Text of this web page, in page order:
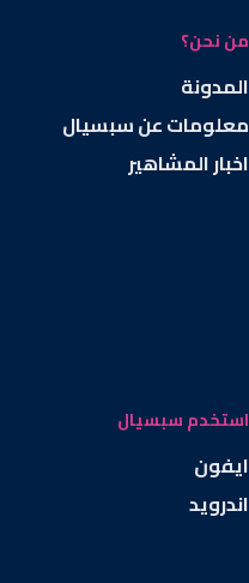
من نحن؟
المدونة
معلومات عن سبسيال
اخبار المشاهير
استخدم سبسيال
ايفون
اندرويد